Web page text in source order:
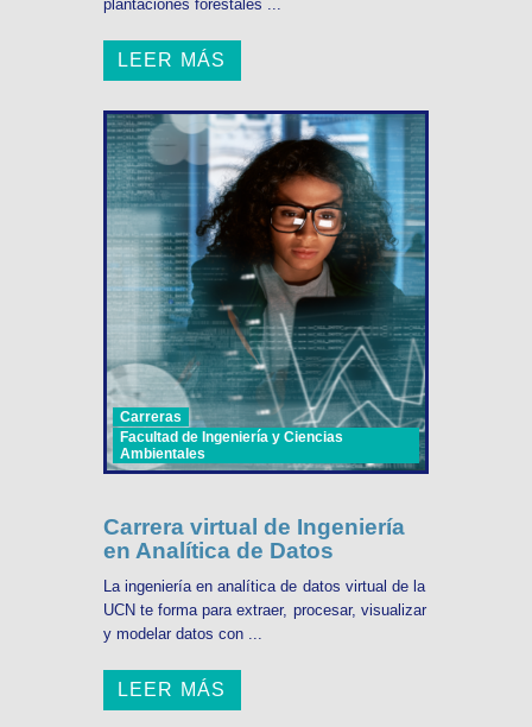
plantaciones forestales ...
LEER MÁS
Carreras
Facultad de Ingeniería y Ciencias
Ambientales
Carrera virtual de Ingeniería
en Analítica de Datos
La ingeniería en analítica de datos virtual de la
UCN te forma para extraer, procesar, visualizar
y modelar datos con ...
LEER MÁS